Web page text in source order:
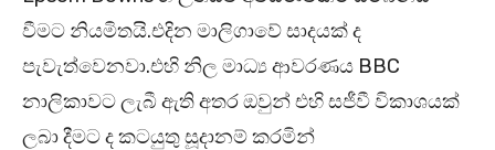
වීමට නියමිතයි.එදින මාලිගාවේ සාදයක් ද
පැවැත්වෙනවා.එහි නිල මාධ්‍ය ආවරණය BBC
නාලිකාවට ලැබී ඇති අතර ඔවුන් එහි සජීවී විකාශයක්
ලබා දීමට ද කටයුතු සූදානම් කරමින්